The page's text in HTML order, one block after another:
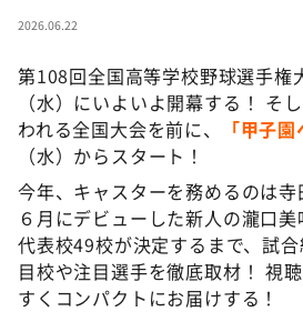
これ余談なんですけど・・・
て真剣です
探偵！ナイトスクープ
news おかえり
河合＆A.B.C-Z塚田×福井アナ「
（news おかえり）
DAIGOも台所 ～きょうの献立 何
本日はダイアンなり！シーズン２
朝だ！生です旅サラダ
2026.06.22
第108回全国高等学校野球選手権
（水）にいよいよ開幕する！ そ
われる全国大会を前に、
「甲子
（水）からスタート！
今年、キャスターを務めるのは
６月にデビューした新人の瀧口美
代表校49校が決定するまで、試
目校や注目選手を徹底取材！ 視
すくコンパクトにお届けする！